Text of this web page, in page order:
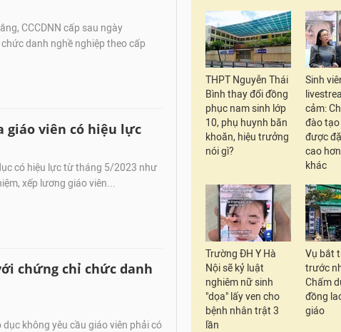
CCCDNN cấp sau ngày
danh nghề nghiệp theo cấp
giáo viên có hiệu lực
có hiệu lực từ tháng 5/2023 như
xếp lương giáo viên...
chứng chỉ chức danh
dục không yêu cầu giáo viên phải có
THPT Nguyễn Thái
Bình thay đổi đồng
phục nam sinh lớp
10, phụ huynh băn
khoăn, hiệu trưởng
nói gì?
Sinh
cảm:
đào tạo
được
cao
khác
Trường ĐH Y Hà
Nội sẽ kỷ luật
nghiêm nữ sinh
"dọa" lấy ven cho
bệnh nhân trật 3
lần
Vụ bắt
trước
Chấm
đồng
giáo